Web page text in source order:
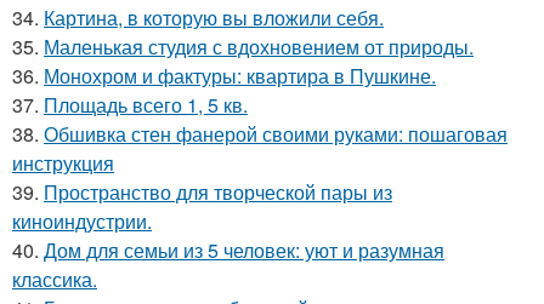
34. Картина, в которую вы вложили себя.
35. Маленькая студия с вдохновением от природы.
36. Монохром и фактуры: квартира в Пушкине.
37. Площадь всего 1, 5 кв.
38. Обшивка стен фанерой своими руками: пошаговая
инструкция
39. Пространство для творческой пары из
киноиндустрии.
40. Дом для семьи из 5 человек: уют и разумная
классика.